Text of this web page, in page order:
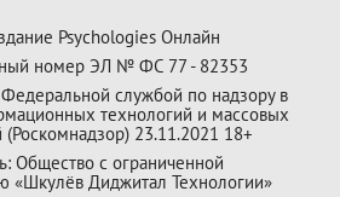
Psychologies Онлайн
номер ЭЛ № ФС 77 - 82353
службой по надзору в
технологий и массовых
23.11.2021 18+
Общество с ограниченной
«Шкулёв Диджитал Технологии»